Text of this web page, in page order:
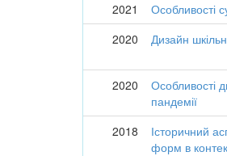
2021 Особливості
2020
Дизайн
2020
Особливості
пандемії
2018
Історичний
форм в